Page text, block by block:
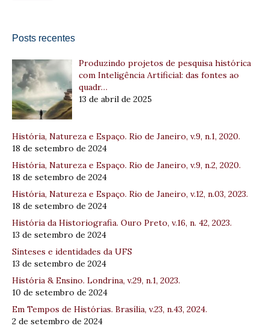
Posts recentes
Produzindo projetos de pesquisa histórica
com Inteligência Artificial: das fontes ao
quadr…
13 de abril de 2025
História, Natureza e Espaço. Rio de Janeiro, v.9, n.1, 2020.
18 de setembro de 2024
História, Natureza e Espaço. Rio de Janeiro, v.9, n.2, 2020.
18 de setembro de 2024
História, Natureza e Espaço. Rio de Janeiro, v.12, n.03, 2023.
18 de setembro de 2024
História da Historiografia. Ouro Preto, v.16, n. 42, 2023.
13 de setembro de 2024
Sínteses e identidades da UFS
13 de setembro de 2024
História & Ensino. Londrina, v.29, n.1, 2023.
10 de setembro de 2024
Em Tempos de Histórias. Brasília, v.23, n.43, 2024.
2 de setembro de 2024